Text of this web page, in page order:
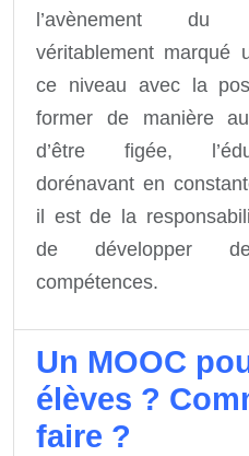
l’avènement du
véritablement marqué
ce niveau avec la
former de manière
d’être figée,
dorénavant en
il est de la
de développer
compétences.
Un MOOC
élèves ?
faire ?